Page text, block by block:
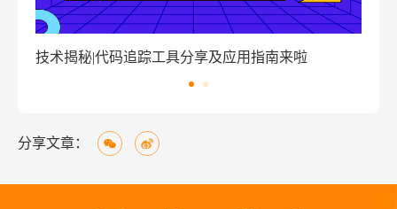
窃密病毒伪装Windows激活程序 盗取用户资金
分享文章：